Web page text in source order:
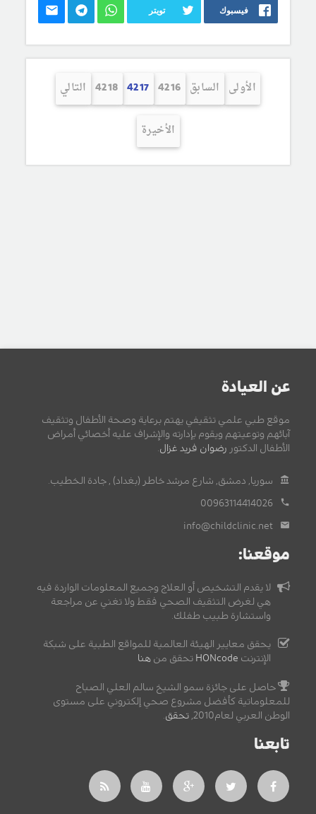
فيسبوك تويتر
الأولى السابق 4216
4217
4218 التالي
الأخيرة
عن العيادة
موقع طبي علمي تثقيفي يهتم برعاية وصحة الأطفال وتثقيف
آبائهم وتوعيتهم ويقوم بإدارته والإشراف عليه أخصائي أمراض
الأطفال الدكتور رضوان فريد غزال.
سوريا, دمشق, شارع مرشد خاطر (بغداد) , جادة الخطيب.
00963114414026
info@childclinic.net
موقعنا:
لا يقدم التشخيص أو العلاج وجميع المعلومات الواردة فيه
هي لغرض التثقيف الصحي فقط ولا تغني عن مراجعة
واستشارة طبيب طفلك.
يحقق معايير الهيئة العالمية للمواقع الطبية على شبكة
الإنترنت HONcode تحقق من هنا
حاصل على جائزة سمو الشيخ سالم العلي الصباح
للمعلوماتية كأفضل مشروع صحي إلكتروني على مستوى
الوطن العربي لعام2010,
تحقق.
تابعنا